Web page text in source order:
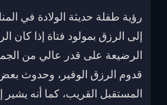
رؤية طفلة حديثة الولادة في
إلى الرزق بمولود فتاة إذا كان
الرضيعة على قدر عالي من
قدوم الرزق الوفير، وحدوث
المستقبل القريب، كما أنه